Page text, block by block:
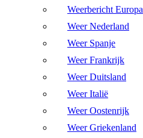
Weerbericht Europa
Weer Nederland
Weer Spanje
Weer Frankrijk
Weer Duitsland
Weer Italië
Weer Oostenrijk
Weer Griekenland